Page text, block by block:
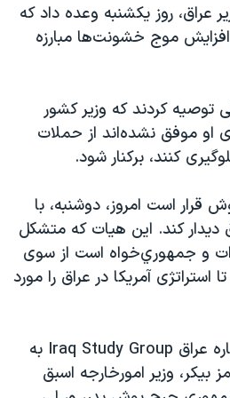
ایران
صلح
«سی‌پک»
عراق، روز يکشنبه وعده داد که
افزايش موج خشونت‌ها مبارزه
توصيه کردند که وزير کشور
او موفق نشده‌اند از حملات
کنند، برکنار شود.
قرار است امروز، دوشنبه، با
ديدار کند. اين هيات که متشکل
و جمهوري‌خواه است از سوی
آمريکا در عراق را مورد
رياست هيات تحقيق در باره عراق Iraq Study Group به
وزير امورخارجه اسبق